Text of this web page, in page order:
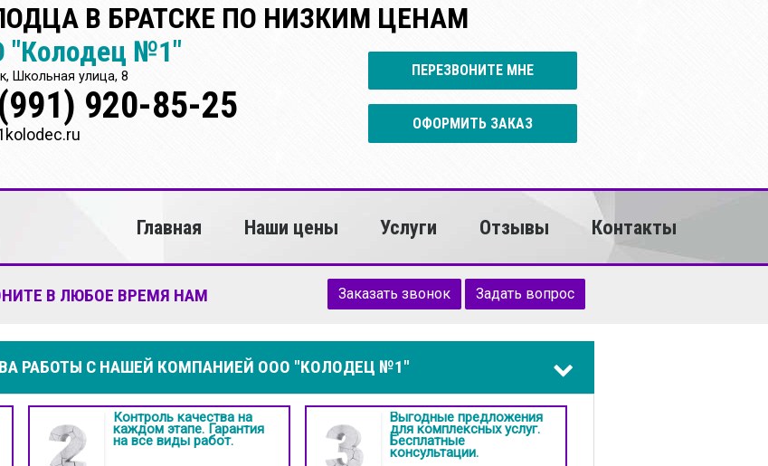
В БРАТСКЕ ПО НИЗКИМ ЦЕНАМ
"Колодец №1"
Школьная улица, 8
920-85-25
ПЕРЕЗВОНИТЕ МНЕ
ОФОРМИТЬ ЗАКАЗ
Главная Наши цены Услуги Отзывы Контакты
В ЛЮБОЕ ВРЕМЯ НАМ Заказать звонок Задать вопрос
РАБОТЫ С НАШЕЙ КОМПАНИЕЙ ООО "КОЛОДЕЦ №1"
Контроль качества на
каждом этапе. Гарантия
на все виды работ.
Выгодные предложения
для комплексных услуг.
Бесплатные
консультации.